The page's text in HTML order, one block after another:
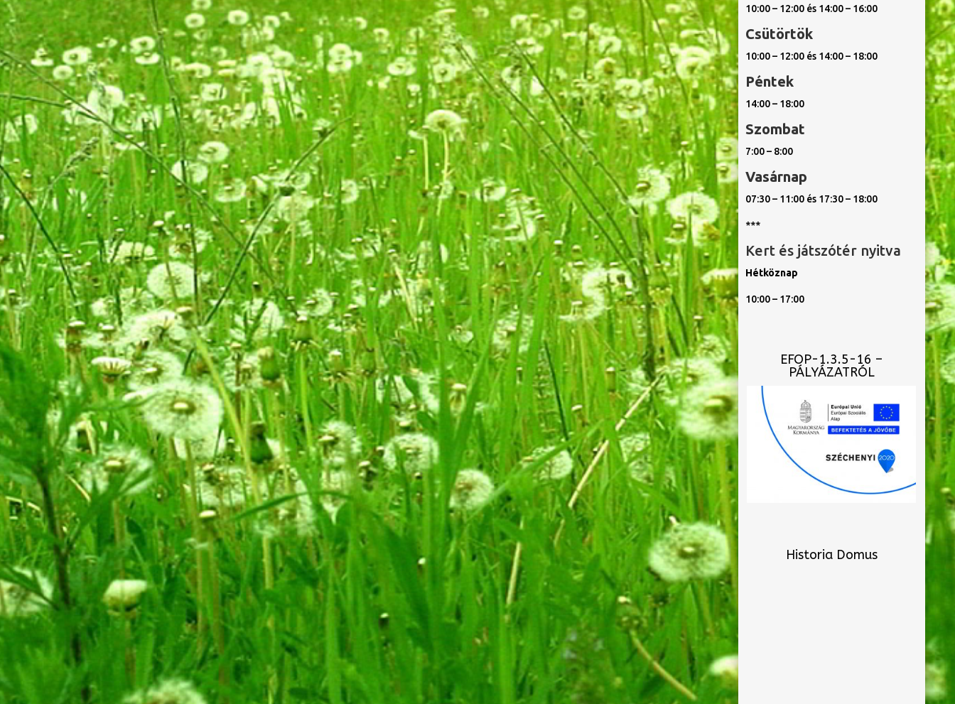
10:00 – 12:00 és 14:00 – 16:00
Csütörtök
10:00 – 12:00 és 14:00 – 18:00
Péntek
14:00 – 18:00
Szombat
7:00 – 8:00
Vasárnap
07:30 – 11:00 és 17:30 – 18:00
***
Kert és játszótér nyitva
Hétköznap
10:00 – 17:00
EFOP-1.3.5-16 –
PÁLYÁZATRÓL
Historia Domus